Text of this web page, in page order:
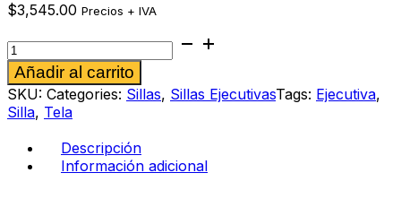
$3,545.00 Precios + IVA
Silla
ejecutiva
Spazio
Verde
Aceituna
cantidad
Añadir al carrito
SKU: Categories: Sillas, Sillas EjecutivasTags: Ejecutiva,
Silla, Tela
Descripción
Información adicional